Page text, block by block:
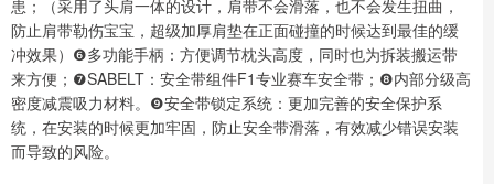
患；（采用了头肩一体的设计，肩带不会滑落，也不会发生扭曲，
防止肩带勒伤宝宝，超级加厚肩垫在正面碰撞的时候达到最佳的缓
冲效果）❻多功能手柄：方便调节枕头高度，同时也为拆装搬运带
来方便；❼SABELT：安全带组件F1专业赛车安全带；❽内部分级高
密度减震吸力材料。❾安全带锁定系统：更加完善的安全保护系
统，在安装的时候更加牢固，防止安全带滑落，有效减少错误安装
而导致的风险。